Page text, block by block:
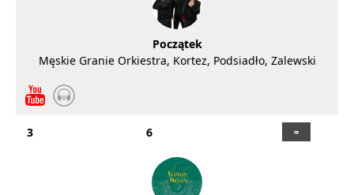
Początek
Męskie Granie Orkiestra, Kortez, Podsiadło, Zalewski
3 6